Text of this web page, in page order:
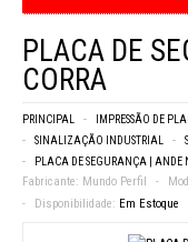
PLACA DE
CORRA
PRINCIPAL
IMPRESSÃO DE
SINALIZAÇÃO INDUSTRIAL
PLACA DE SEGURANÇA | ANDE
Fabricante: Mundo Perfil
Disponibilidade: Em Estoque